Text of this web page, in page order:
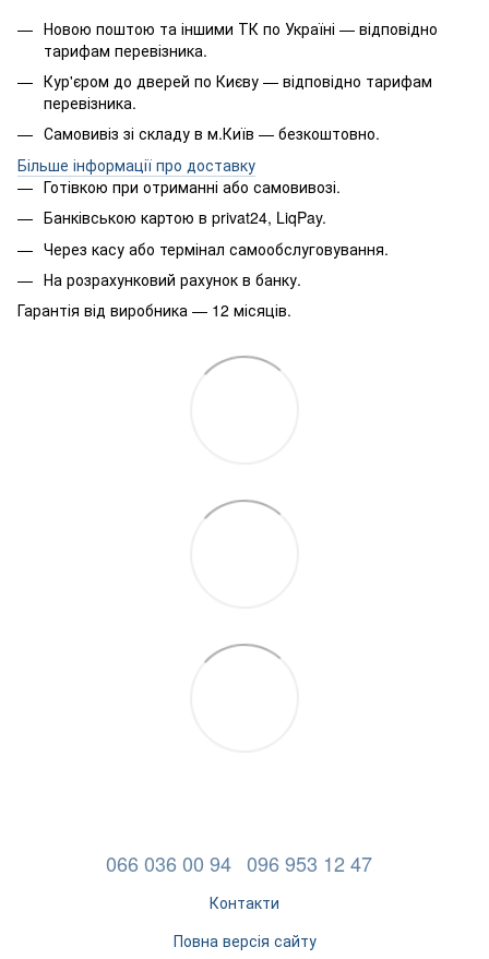
Новою поштою та іншими ТК по Україні — відповідно
тарифам перевізника.
Кур'єром до дверей по Києву — відповідно тарифам
перевізника.
Самовивіз зі складу в м.Київ — безкоштовно.
Більше інформації про доставку
Готівкою при отриманні або самовивозі.
Банківською картою в privat24, LiqPay.
Через касу або термінал самообслуговування.
На розрахунковий рахунок в банку.
Гарантія від виробника — 12 місяців.
066 036 00 94 096 953 12 47
Контакти
Повна версія сайту